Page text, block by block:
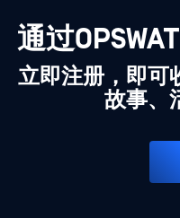
通过
立即注册，即可
故事、